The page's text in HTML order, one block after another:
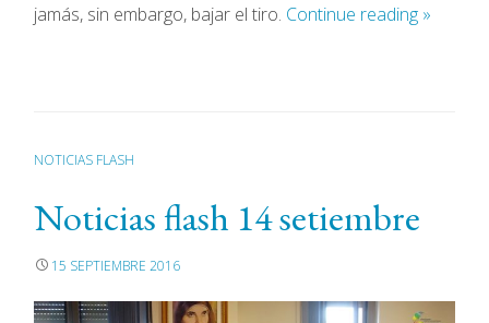
jamás, sin embargo, bajar el tiro. Continue reading »
NOTICIAS FLASH
Noticias flash 14 setiembre
15 SEPTIEMBRE 2016